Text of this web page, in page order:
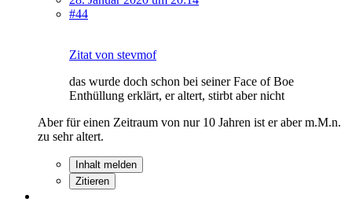
#44
Zitat von stevmof
das wurde doch schon bei seiner Face of Boe
Enthüllung erklärt, er altert, stirbt aber nicht
Aber für einen Zeitraum von nur 10 Jahren ist er aber m.M.n.
zu sehr altert.
Inhalt melden
Zitieren